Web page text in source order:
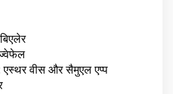
एस्थर वीस और सैमुएल एप्प